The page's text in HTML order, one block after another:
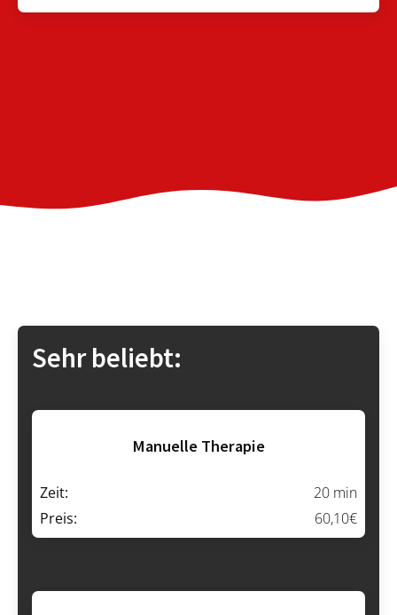
Sehr beliebt:
Manuelle Therapie
Zeit:
20 min
Preis:
60,10€